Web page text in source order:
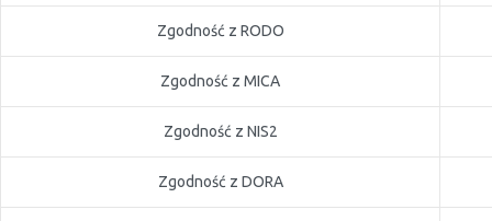
Zgodność z RODO
Zgodność z MICA
Zgodność z NIS2
Zgodność z DORA